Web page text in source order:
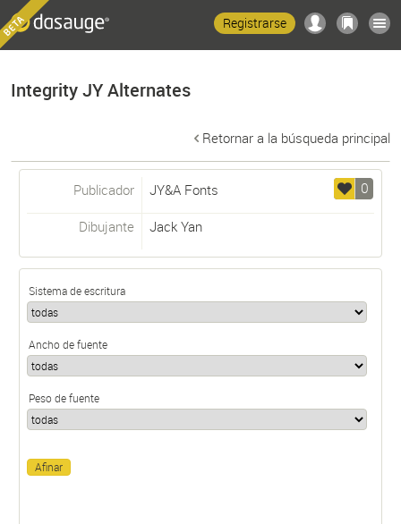
Registrarse
Integrity JY Alternates
Retornar a la búsqueda principal
0
Publicador JY&A Fonts
Dibujante Jack Yan
Sistema de escritura
Ancho de fuente
Peso de fuente